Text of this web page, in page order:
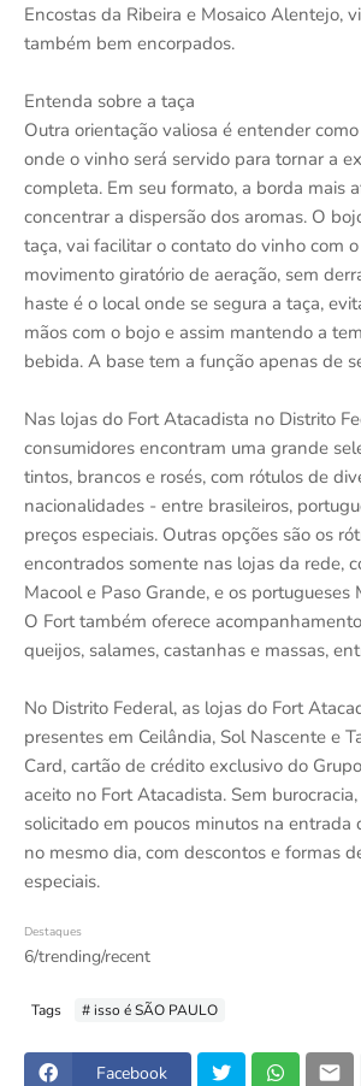
Encostas da Ribeira e Mosaico Alentejo,
também bem encorpados.
Entenda sobre a taça
Outra orientação valiosa é entender
onde o vinho será servido para tornar a
completa. Em seu formato, a borda mais
concentrar a dispersão dos aromas. O
taça, vai facilitar o contato do vinho com
movimento giratório de aeração, sem
haste é o local onde se segura a taça,
mãos com o bojo e assim mantendo a
bebida. A base tem a função apenas de
Nas lojas do Fort Atacadista no Distrito
consumidores encontram uma grande
tintos, brancos e rosés, com rótulos de
nacionalidades - entre brasileiros,
preços especiais. Outras opções são os
encontrados somente nas lojas da rede,
Macool e Paso Grande, e os portugueses
O Fort também oferece
queijos, salames, castanhas e massas,
No Distrito Federal, as lojas do Fort
presentes em Ceilândia, Sol Nascente e
Card, cartão de crédito exclusivo do
aceito no Fort Atacadista. Sem
solicitado em poucos minutos na entrada
no mesmo dia, com descontos e formas
especiais.
Destaques
6/trending/recent
Tags # isso é SÃO PAULO
Facebook